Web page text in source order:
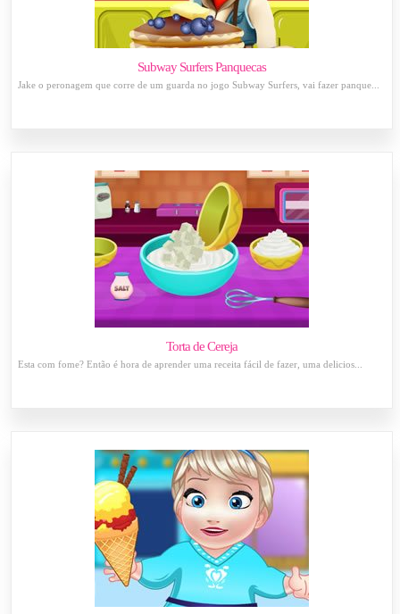
Subway Surfers Panquecas
Jake o peronagem que corre de um guarda no jogo Subway Surfers, vai fazer panque...
Torta de Cereja
Esta com fome? Então é hora de aprender uma receita fácil de fazer, uma delicios...